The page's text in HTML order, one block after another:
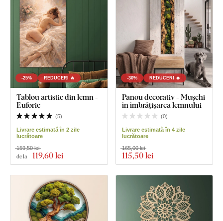
-25% REDUCERI 🔥
Tablou artistic din lemn -
Euforie
(5)
Livrare estimată în 2 zile
lucrătoare
de la 119,60 lei
159,50 lei
-30% REDUCERI 🔥
Panou decorativ - Mușchi
în îmbrățișarea lemnului
(0)
Livrare estimată în 4 zile
lucrătoare
115,50 lei
165,00 lei